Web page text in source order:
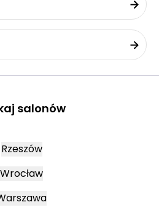
salonów
Rzeszów
Wrocław